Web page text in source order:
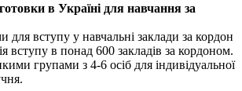
в Україні для навчання за
для вступу у навчальні заклади за кордон
вступу в понад 600 закладів за кордоном.
групами з 4-6 осіб для індивідуальної